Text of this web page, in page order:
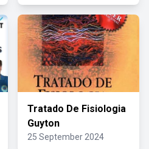
Tratado De Fisiologia
Guyton
25 September 2024